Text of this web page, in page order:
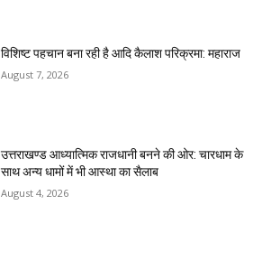
विशिष्ट पहचान बना रही है आदि कैलाश परिक्रमा: महाराज
August 7, 2026
उत्तराखण्ड आध्यात्मिक राजधानी बनने की ओर: चारधाम के
साथ अन्य धामों में भी आस्था का सैलाब
August 4, 2026